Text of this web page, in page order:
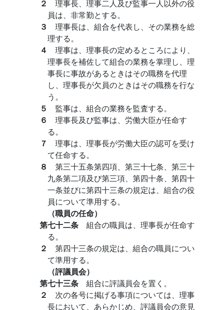
２ 理事長、理事二人及び監事一人以外の役
員は、非常勤とする。
３ 理事長は、組合を代表し、その業務を総
理する。
４ 理事は、理事長の定めるところにより、
理事長を補佐して組合の業務を掌理し、理
事長に事故があるときはその職務を代理
し、理事長が欠員のときはその職務を行な
う。
５ 監事は、組合の業務を監査する。
６ 理事長及び監事は、労働大臣が任命す
る。
７ 理事は、理事長が労働大臣の認可を受け
て任命する。
８ 第三十五条第四項、第三十七条、第三十
九条第二項及び第三項、第四十条、第四十
一条並びに第四十三条の規定は、組合の役
員について準用する。
（職員の任命）
第七十二条 組合の職員は、理事長が任命す
る。
２ 第四十三条の規定は、組合の職員につい
て準用する。
（評議員会）
第七十三条 組合に評議員会を置く。
２ 次の各号に掲げる事項については、理事
長において、あらかじめ、評議員会の意見